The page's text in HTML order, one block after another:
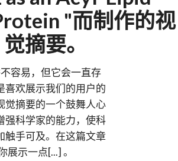
"而制作的视
觉摘要。
容易，但它会一直存
喜欢展示我们的用户的
觉摘要的一个鼓舞人心
强科学家的能力，使科
触手可及。在这篇文章
展示一点[...] 。